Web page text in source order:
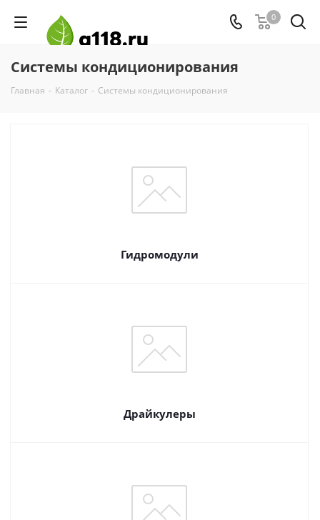
0
Системы кондиционирования
Главная - Каталог - Системы кондиционирования
Гидромодули
Драйкулеры